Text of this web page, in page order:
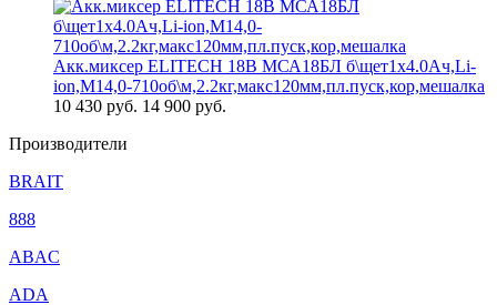
Акк.миксер ELITECH 18В МСА18БЛ б\щет1х4.0Ач,Li-
ion,М14,0-710об\м,2.2кг,макс120мм,пл.пуск,кор,мешалка
10 430 руб. 14 900 руб.
Производители
BRAIT
888
ABAC
ADA